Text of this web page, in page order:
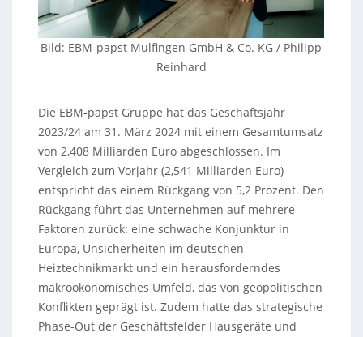
Bild: EBM-papst Mulfingen GmbH & Co. KG / Philipp
Reinhard
Die EBM-papst Gruppe hat das Geschäftsjahr
2023/24 am 31. März 2024 mit einem Gesamtumsatz
von 2,408 Milliarden Euro abgeschlossen. Im
Vergleich zum Vorjahr (2,541 Milliarden Euro)
entspricht das einem Rückgang von 5,2 Prozent. Den
Rückgang führt das Unternehmen auf mehrere
Faktoren zurück: eine schwache Konjunktur in
Europa, Unsicherheiten im deutschen
Heiztechnikmarkt und ein herausforderndes
makroökonomisches Umfeld, das von geopolitischen
Konflikten geprägt ist. Zudem hatte das strategische
Phase-Out der Geschäftsfelder Hausgeräte und